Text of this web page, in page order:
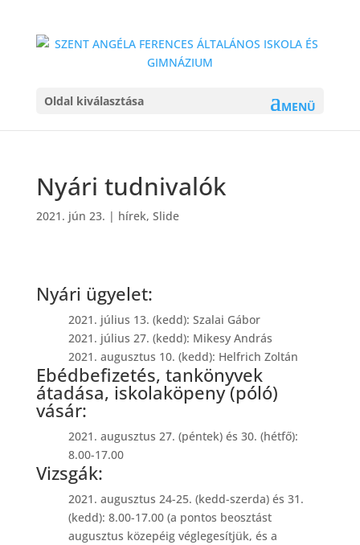
Oldal kiválasztása
Nyári tudnivalók
2021. jún 23. | hírek, Slide
Nyári ügyelet:
2021. július 13. (kedd): Szalai Gábor
2021. július 27. (kedd): Mikesy András
2021. augusztus 10. (kedd): Helfrich Zoltán
Ebédbefizetés, tankönyvek
átadása, iskolaköpeny (póló)
vásár:
2021. augusztus 27. (péntek) és 30. (hétfő):
8.00-17.00
Vizsgák:
2021. augusztus 24-25. (kedd-szerda) és 31.
(kedd): 8.00-17.00 (a pontos beosztást
augusztus közepéig véglegesítjük, és a